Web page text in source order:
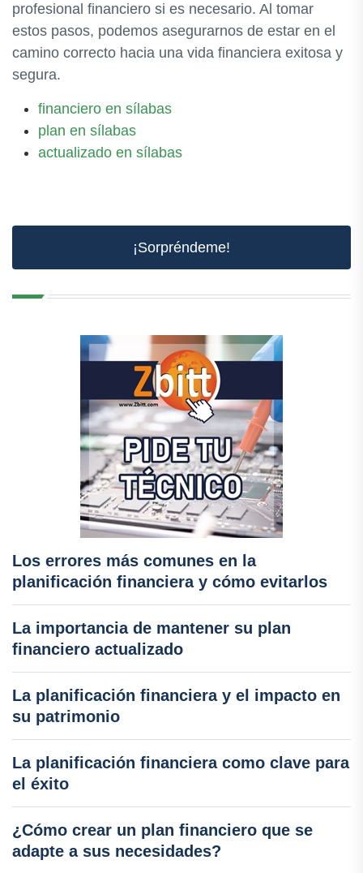
profesional financiero si es necesario. Al tomar
estos pasos, podemos asegurarnos de estar en el
camino correcto hacia una vida financiera exitosa y
segura.
financiero en sílabas
plan en sílabas
actualizado en sílabas
¡Sorpréndeme!
Los errores más comunes en la
planificación financiera y cómo evitarlos
La importancia de mantener su plan
financiero actualizado
La planificación financiera y el impacto en
su patrimonio
La planificación financiera como clave para
el éxito
¿Cómo crear un plan financiero que se
adapte a sus necesidades?